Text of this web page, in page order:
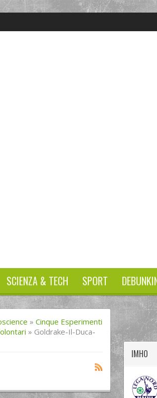
SCIENZA & TECH SPORT
» Cinque Esperimenti
» Goldrake-Il-Duca-
IMHO